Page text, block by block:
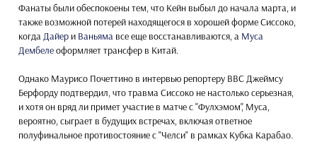
Фанаты были обеспокоены тем, что Кейн выбыл до начала марта, и
также возможной потерей находящегося в хорошей форме Сиссоко,
когдаДайер и Ваньяма все еще восстанавливаются, а Муса
Дембелеоформляет трансфер в Китай.
Однако Маурисо Почеттино в интервью репортеру BBC Джеймсу
Берфорду подтвердил, что травма Сиссоко не настолько серьезная,
и хотя он вряд ли примет участие в матче с "Фулхэмом", Муса,
вероятно, сыграет в будущих встречах, включая ответное
полуфинальное противостояние с "Челси" в рамках Кубка Карабао.